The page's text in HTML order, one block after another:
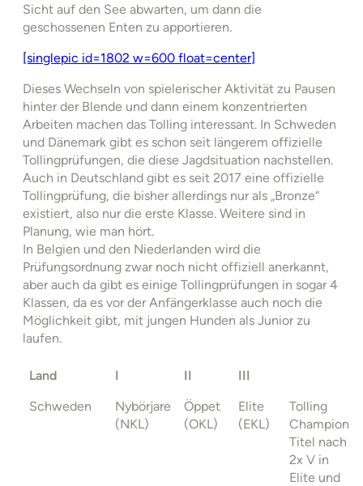
Sicht auf den See abwarten, um dann die
geschossenen Enten zu apportieren.
[singlepic id=1802 w=600 float=center]
Dieses Wechseln von spielerischer Aktivität zu Pausen
hinter der Blende und dann einem konzentrierten
Arbeiten machen das Tolling interessant. In Schweden
und Dänemark gibt es schon seit längerem offizielle
Tollingprüfungen, die diese Jagdsituation nachstellen.
Auch in Deutschland gibt es seit 2017 eine offizielle
Tollingprüfung, die bisher allerdings nur als „Bronze“
existiert, also nur die erste Klasse. Weitere sind in
Planung, wie man hört.
In Belgien und den Niederlanden wird die
Prüfungsordnung zwar noch nicht offiziell anerkannt,
aber auch da gibt es einige Tollingprüfungen in sogar 4
Klassen, da es vor der Anfängerklasse auch noch die
Möglichkeit gibt, mit jungen Hunden als Junior zu
laufen.
Land I II
III
Schweden
Nybörjare
(NKL)
Öppet
(OKL)
Elite
(EKL)
Tolling
Champion
Titel nach
2x V in
Elite und